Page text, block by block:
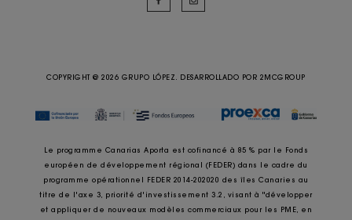
COPYRIGHT @ 2026 GRUPO LÓPEZ. DESARROLLADO POR 2MCGROUP
Le programme Canarias Aporta est cofinancé à 85 % par le Fonds
européen de développement régional (FEDER) dans le cadre du
programme opérationnel FEDER 2014-202020 des îles Canaries au
titre de l'axe 3, priorité d'investissement 3.2, visant à "développer
et appliquer de nouveaux modèles commerciaux pour les PME, en